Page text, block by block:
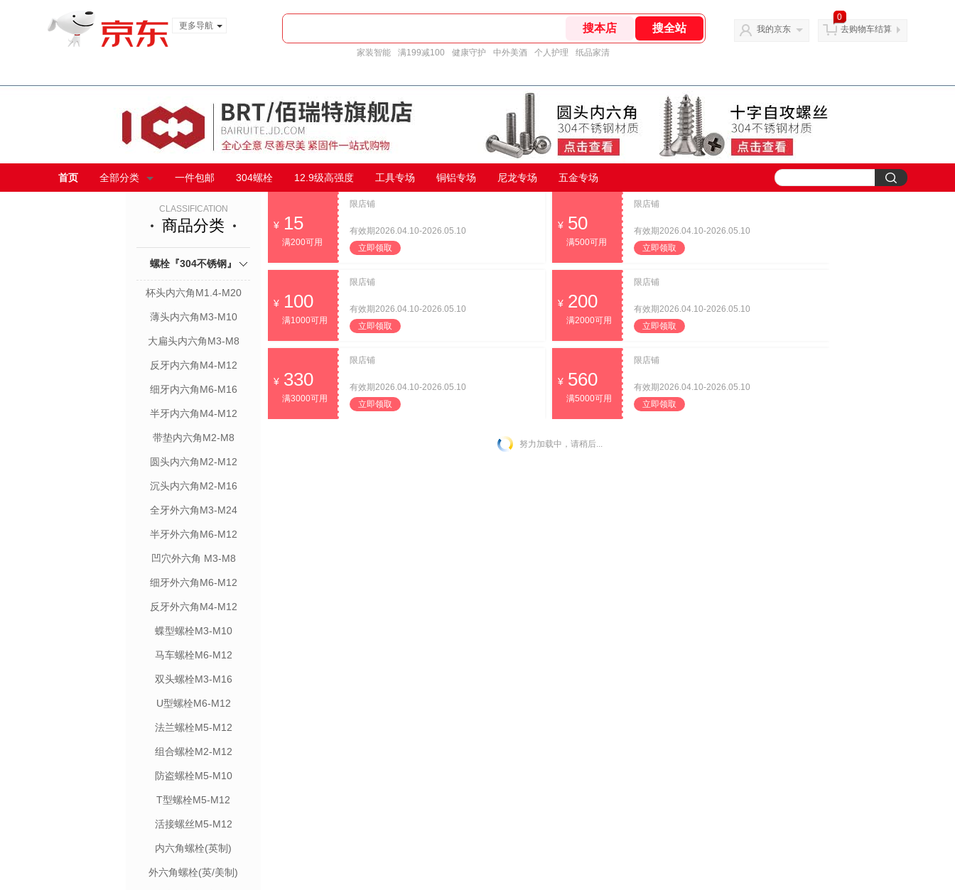
更多导航
家装智能 满199减100 健康守护 中外美酒 个人护理 纸品家清
我的京东
0
去购物车结算
首页 全部分类 一件包邮 304螺栓 12.9级高强度 工具专场 铜铝专场 尼龙专场 五金专场
CLASSIFICATION
商品分类
螺栓『304不锈钢』
杯头内六角M1.4-M20
薄头内六角M3-M10
大扁头内六角M3-M8
反牙内六角M4-M12
细牙内六角M6-M16
半牙内六角M4-M12
带垫内六角M2-M8
圆头内六角M2-M12
沉头内六角M2-M16
全牙外六角M3-M24
半牙外六角M6-M12
凹穴外六角 M3-M8
细牙外六角M6-M12
反牙外六角M4-M12
蝶型螺栓M3-M10
马车螺栓M6-M12
双头螺栓M3-M16
U型螺栓M6-M12
法兰螺栓M5-M12
组合螺栓M2-M12
防盗螺栓M5-M10
T型螺栓M5-M12
活接螺丝M5-M12
内六角螺栓(英制)
外六角螺栓(英/美制)
15
满200可用
限店铺
有效期2026.04.10-2026.05.10
立即领取
50
满500可用
限店铺
有效期2026.04.10-2026.05.10
立即领取
100
满1000可用
限店铺
有效期2026.04.10-2026.05.10
立即领取
200
满2000可用
限店铺
有效期2026.04.10-2026.05.10
立即领取
330
满3000可用
限店铺
有效期2026.04.10-2026.05.10
立即领取
560
满5000可用
限店铺
有效期2026.04.10-2026.05.10
立即领取
努力加载中，请稍后...